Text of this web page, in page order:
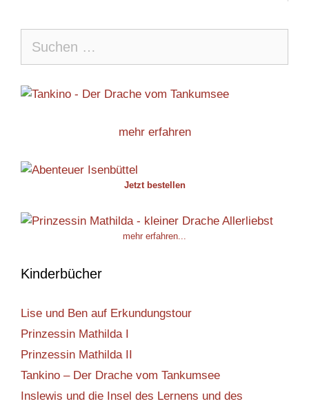
nach:
mehr erfahren
Jetzt bestellen
mehr erfahren...
Kinderbücher
Lise und Ben auf Erkundungstour
Prinzessin Mathilda I
Prinzessin Mathilda II
Tankino – Der Drache vom Tankumsee
Inslewis und die Insel des Lernens und des